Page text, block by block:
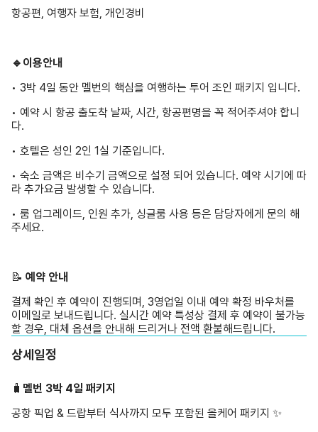
항공편, 여행자 보험, 개인경비
🔹이용안내
• 3박 4일 동안 멜번의 핵심을 여행하는 투어 조인 패키지 입니다.
• 예약 시 항공 출도착 날짜, 시간, 항공편명을 꼭 적어주셔야 합니
다.
• 호텔은 성인 2인 1실 기준입니다.
• 숙소 금액은 비수기 금액으로 설정 되어 있습니다. 예약 시기에 따
라 추가요금 발생할 수 있습니다.
• 룸 업그레이드, 인원 추가, 싱글룸 사용 등은 담당자에게 문의 해
주세요.
📝 ️ 예약 안내
결제 확인 후 예약이 진행되며, 3영업일 이내 예약 확정 바우처를
이메일로 보내드립니다. 실시간 예약 특성상 결제 후 예약이 불가능
할 경우, 대체 옵션을 안내해 드리거나 전액 환불해드립니다.
상세일정
🧳 멜번 3박 4일 패키지
공항 픽업 & 드랍부터 식사까지 모두 포함된 올케어 패키지 ✨